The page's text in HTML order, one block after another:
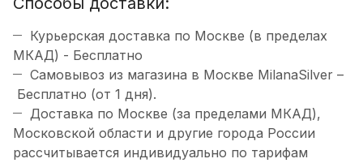
Курьерская доставка по Москве (в пределах
МКАД) - Бесплатно
Самовывоз из магазина в Москве MilanaSilver –
Бесплатно (от 1 дня).
Доставка по Москве (за пределами МКАД),
Московской области и другие города России
рассчитывается индивидуально по тарифам